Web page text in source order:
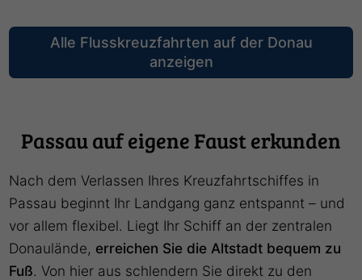
Alle Flusskreuzfahrten auf der Donau
anzeigen
Passau auf eigene Faust erkunden
Nach dem Verlassen Ihres Kreuzfahrtschiffes in
Passau beginnt Ihr Landgang ganz entspannt – und
vor allem flexibel. Liegt Ihr Schiff an der zentralen
Donaulände, erreichen Sie die Altstadt bequem zu
Fuß. Von hier aus schlendern Sie direkt zu den